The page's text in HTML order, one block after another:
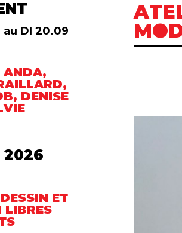
au DI 20.09
ANDA,
DENISE
2026
ET
LIBRES